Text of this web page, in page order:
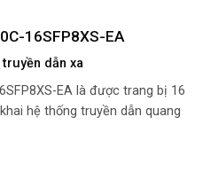
16SFP8XS-EA
truyền dẫn xa
EA là được trang bị 16
hệ thống truyền dẫn quang